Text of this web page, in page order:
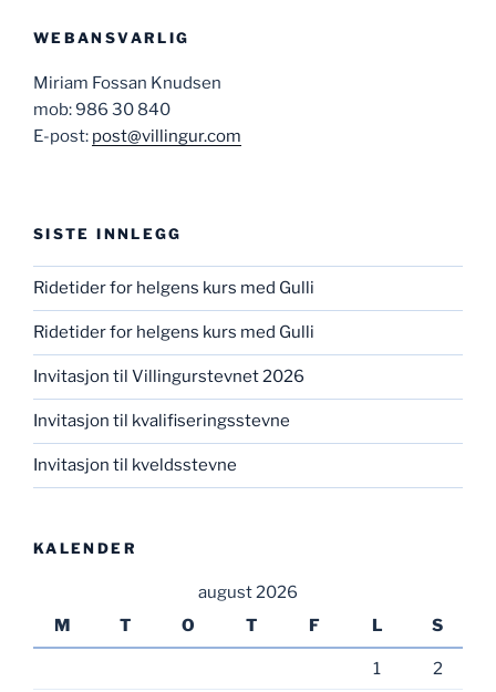
WEBANSVARLIG
Miriam Fossan Knudsen
mob: 986 30 840
E-post: post@villingur.com
SISTE INNLEGG
Ridetider for helgens kurs med Gulli
Ridetider for helgens kurs med Gulli
Invitasjon til Villingurstevnet 2026
Invitasjon til kvalifiseringsstevne
Invitasjon til kveldsstevne
KALENDER
august 2026
M
T O T F L S
1 2